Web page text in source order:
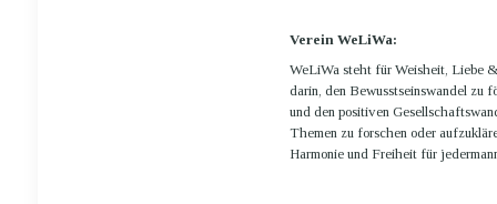
Verein WeLiWa:
WeLiWa steht für Weisheit, Liebe
darin, den Bewusstseinswandel zu
und den positiven
Themen zu forschen oder
Harmonie und Freiheit für